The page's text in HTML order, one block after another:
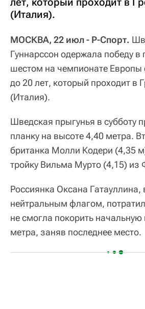
(Италия).
МОСКВА, 22 июл - Р-Спорт.
Гуннарссон одержала победу в
шестом на чемпионате Европы
до 20 лет, который проходит в
(Италия).
Шведская прыгунья в субботу
планку на высоте 4,40 метра.
британка Молли Кодери (4,35
тройку Вильма Мурто (4,15) из
Россиянка Оксана
нейтральным флагом,
не смогла покорить начальную
метра, заняв последнее место.